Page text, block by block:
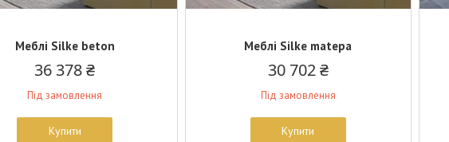
Меблі Silke beton
36 378 ₴
Під замовлення
Купити
Меблі Silke matера
30 702 ₴
Під замовлення
Купити